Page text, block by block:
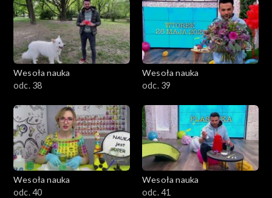
Wesoła nauka
odc. 38
Wesoła nauka
odc. 39
Wesoła nauka
odc. 40
Wesoła nauka
odc. 41